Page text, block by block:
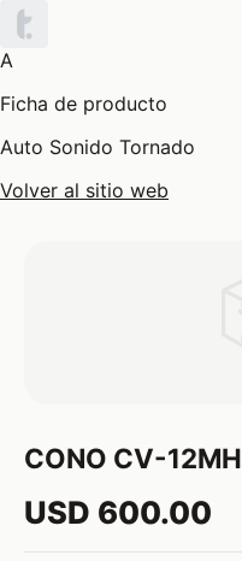
A
Ficha de producto
Auto Sonido Tornado
Volver al sitio web
CONO CV-12MH
USD 600.00